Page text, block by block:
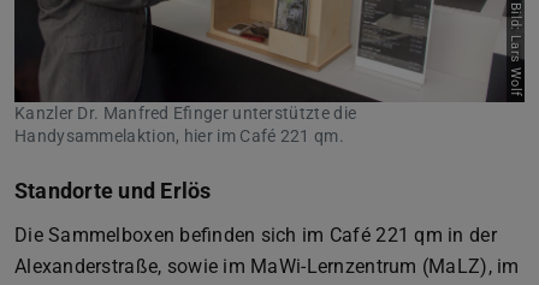
Bild: Lars Wolf
Kanzler Dr. Manfred Efinger unterstützte die
Handysammelaktion, hier im Café 221 qm.
Standorte und Erlös
Die Sammelboxen befinden sich im Café 221 qm in der
Alexanderstraße, sowie im MaWi-Lernzentrum (MaLZ), im